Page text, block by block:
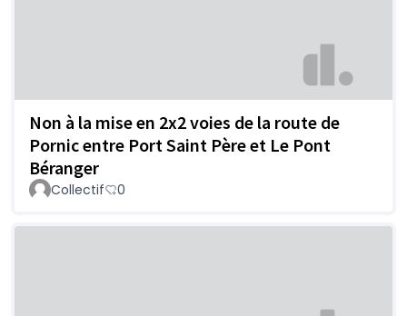
Non à la mise en 2x2 voies de la route de
Pornic entre Port Saint Père et Le Pont
Béranger
Collectif 0